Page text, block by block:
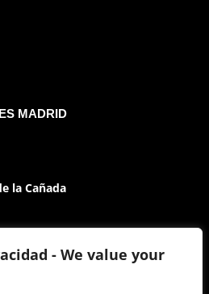
- We value your
MADRID
la Cañada
Cañada Madrid